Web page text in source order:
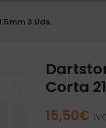
3 Uds.
Corta
15,50€